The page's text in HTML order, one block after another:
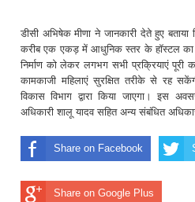
डीसी अभिषेक मीणा ने जानकारी देते हुए बताया
करीब एक एकड़ में आधुनिक स्तर के हॉस्टल का
निर्माण को लेकर लगभग सभी प्रक्रियाएं
कामकाजी महिलाएं सुरक्षित तरीके से रह
विकास विभाग द्वारा किया जाएगा। इस
अधिकारी शालू यादव सहित अन्य संबंधित
Share on Facebook
Share on Google Plus